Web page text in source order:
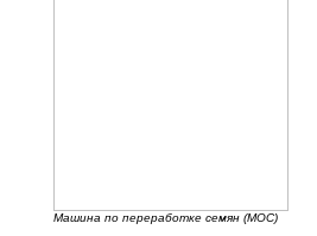
Машина по переработке семян (МОС)